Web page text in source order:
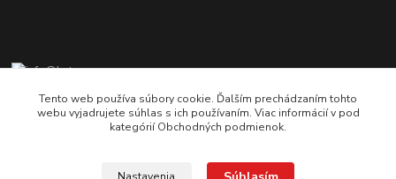
+421 902 212 007
od 8:00 - do 16:00 hod
Tento web používa súbory cookie. Ďalším prechádzaním tohto
webu vyjadrujete súhlas s ich používaním. Viac informácií v pod
kategórií Obchodných podmienok.